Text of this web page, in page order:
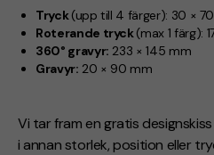
Tryck(upp till 4 färger): 30 ×
Roterande tryck(max 1 färg):
360° gravyr: 233 × 145 mm
Gravyr: 20 × 90 mm
Vi tar fram en gratis
i annan storlek, position eller